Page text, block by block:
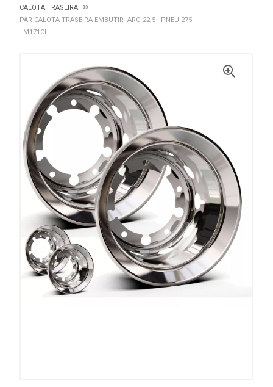
CALOTA TRASEIRA
PAR CALOTA TRASEIRA EMBUTIR- ARO 22,5 - PNEU 275
- M171CI